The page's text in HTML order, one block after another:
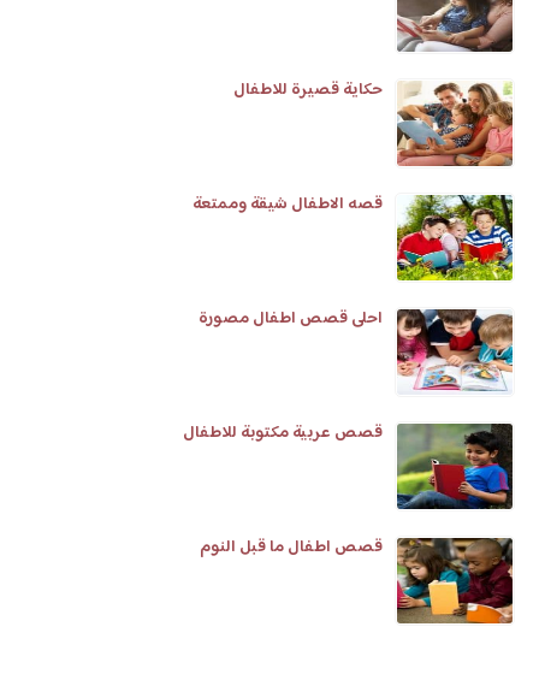
حكاية قصيرة للاطفال
قصه الاطفال شيقة وممتعة
احلى قصص اطفال مصورة
قصص عربية مكتوبة للاطفال
قصص اطفال ما قبل النوم